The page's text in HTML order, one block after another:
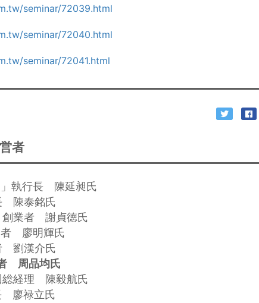
seminar/72039.html
seminar/72040.html
seminar/72041.html
者
執行長 陳延昶氏
陳泰銘氏
業者 謝貞徳氏
者 廖明輝氏
劉漢介氏
周品均氏
総経理 陳毅航氏
廖禄立氏